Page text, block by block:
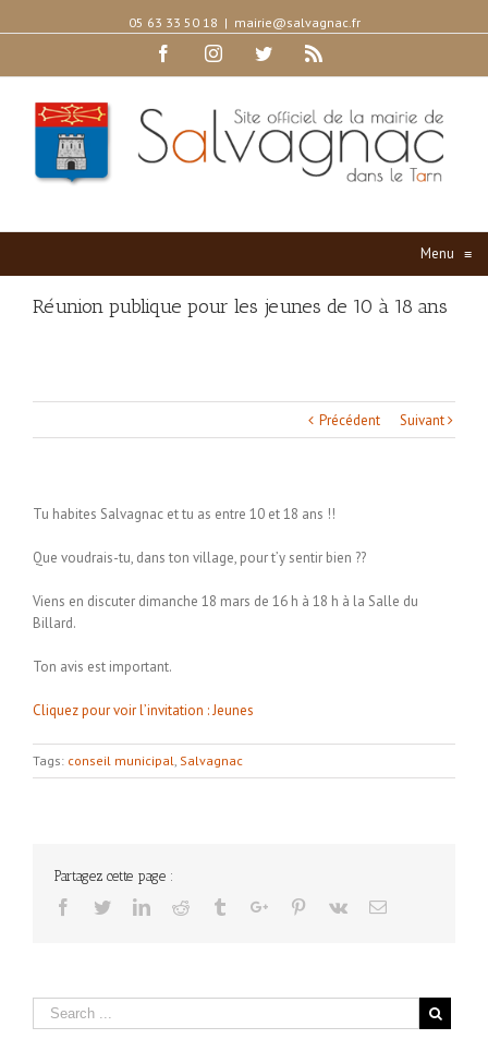
05 63 33 50 18 | mairie@salvagnac.fr
FacebookInstagramTwitter
Menu ≡
Réunion publique pour les jeunes de 10 à 18 ans
Précédent Suivant
Tu habites Salvagnac et tu as entre 10 et 18 ans !!
Que voudrais-tu, dans ton village, pour t’y sentir bien ??
Viens en discuter dimanche 18 mars de 16 h à 18 h à la Salle du
Billard.
Ton avis est important.
Cliquez pour voir l’invitation : Jeunes
Tags: conseil municipal, Salvagnac
Partagez cette page :
Facebook
TwitterLinkedinReddit TumblrGoogle+Pinterest
Vk Email